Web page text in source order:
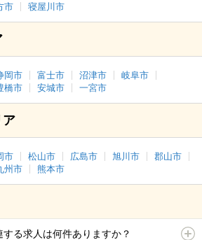
市 寝屋川市
岡市 富士市 沼津市
岐阜市
橋市 安城市 一宮市
ア
市 松山市 広島市 旭川市
郡山市
州市 熊本市
る求人は何件ありますか？